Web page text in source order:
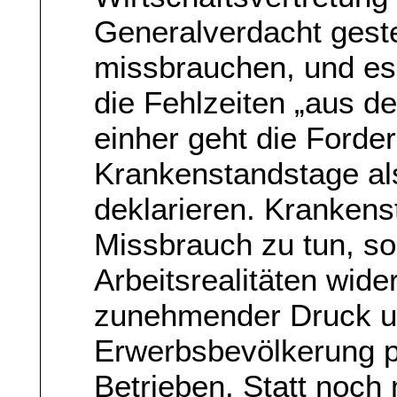
Generalverdacht
missbrauchen, und
die Fehlzeiten „aus
einher geht die
Krankenstandstage
deklarieren.
Missbrauch zu tun,
Arbeitsrealitäten
zunehmender Druck
Erwerbsbevölkerung
Betrieben. Statt